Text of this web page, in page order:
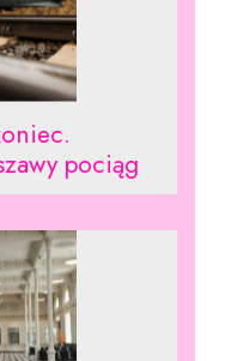
pociąg